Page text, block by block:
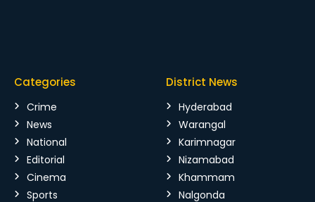
Categories
Crime
News
National
Editorial
Cinema
Sports
District News
Hyderabad
Warangal
Karimnagar
Nizamabad
Khammam
Nalgonda